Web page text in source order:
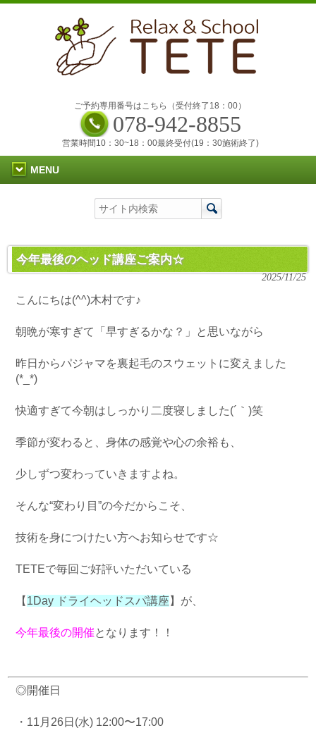
ご予約専用番号はこちら（受付終了18：00）
078-942-8855
営業時間10：30~18：00最終受付(19：30施術終了)
MENU
今年最後のヘッド講座ご案内☆
2025/11/25
こんにちは(^^)木村です♪
朝晩が寒すぎて「早すぎるかな？」と思いながら
昨日からパジャマを裏起毛のスウェットに変えました
(*_*)
快適すぎて今朝はしっかり二度寝しました(´｀)笑
季節が変わると、身体の感覚や心の余裕も、
少しずつ変わっていきますよね。
そんな“変わり目”の今だからこそ、
技術を身につけたい方へお知らせです☆
TETEで毎回ご好評いただいている
【 1Day ドライヘッドスパ講座 】が、
今年最後の開催となります！！
◎開催日
・11月26日(水) 12:00〜17:00